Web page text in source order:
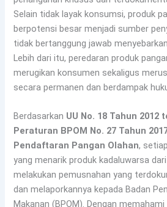
Selain tidak layak konsumsi, produk
berpotensi besar menjadi sumber
tidak bertanggung jawab
Lebih dari itu, peredaran produk
merugikan konsumen sekaligus
secara permanen dan berdampak
Berdasarkan UU No. 18 Tahun 2012
Peraturan BPOM No. 27 Tahun
Pendaftaran Pangan Olahan,
yang menarik produk kadaluwarsa
melakukan pemusnahan yang
dan melaporkannya kepada Badan
Makanan (BPOM). Dengan memahami